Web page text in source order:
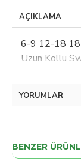
AÇIKLAMA
6-9 12-18 18-
Uzun Kollu
YORUMLAR
BENZER